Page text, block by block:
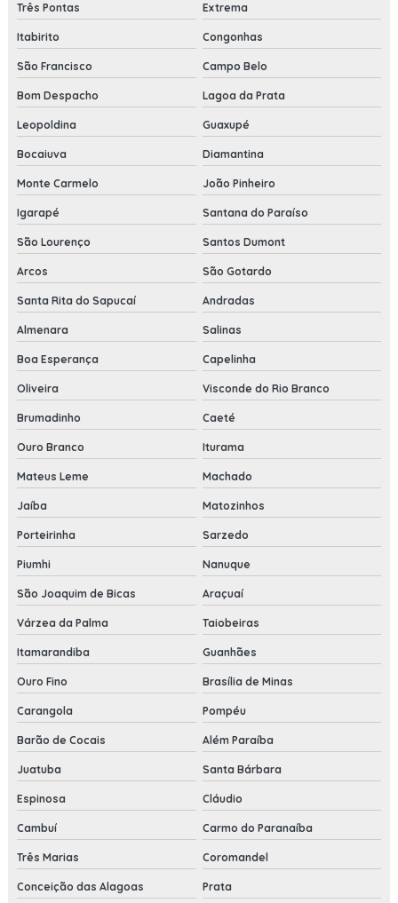
Três Pontas Extrema
Itabirito Congonhas
São Francisco Campo Belo
Bom Despacho Lagoa da Prata
Leopoldina Guaxupé
Bocaiuva Diamantina
Monte Carmelo João Pinheiro
Igarapé Santana do Paraíso
São Lourenço Santos Dumont
Arcos São Gotardo
Santa Rita do Sapucaí Andradas
Almenara Salinas
Boa Esperança Capelinha
Oliveira Visconde do Rio Branco
Brumadinho Caeté
Ouro Branco Iturama
Mateus Leme Machado
Jaíba Matozinhos
Porteirinha Sarzedo
Piumhi Nanuque
São Joaquim de Bicas Araçuaí
Várzea da Palma Taiobeiras
Itamarandiba Guanhães
Ouro Fino Brasília de Minas
Carangola Pompéu
Barão de Cocais Além Paraíba
Juatuba Santa Bárbara
Espinosa Cláudio
Cambuí Carmo do Paranaíba
Três Marias Coromandel
Conceição das Alagoas Prata